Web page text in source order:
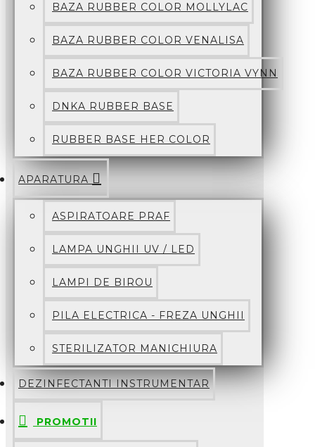
BAZA RUBBER COLOR MOLLYLAC
BAZA RUBBER COLOR VENALISA
BAZA RUBBER COLOR VICTORIA VYNN
DNKA RUBBER BASE
RUBBER BASE HER COLOR
APARATURA
ASPIRATOARE PRAF
LAMPA UNGHII UV / LED
LAMPI DE BIROU
PILA ELECTRICA - FREZA UNGHII
STERILIZATOR MANICHIURA
DEZINFECTANTI INSTRUMENTAR
PROMOTII